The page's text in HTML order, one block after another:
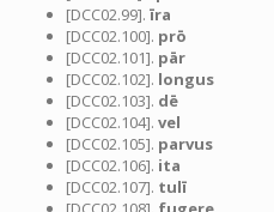
[DCC02.99]. īra
[DCC02.100]. prō
[DCC02.101]. pār
[DCC02.102]. longus
[DCC02.103]. dē
[DCC02.104]. vel
[DCC02.105]. parvus
[DCC02.106]. ita
[DCC02.107]. tulī